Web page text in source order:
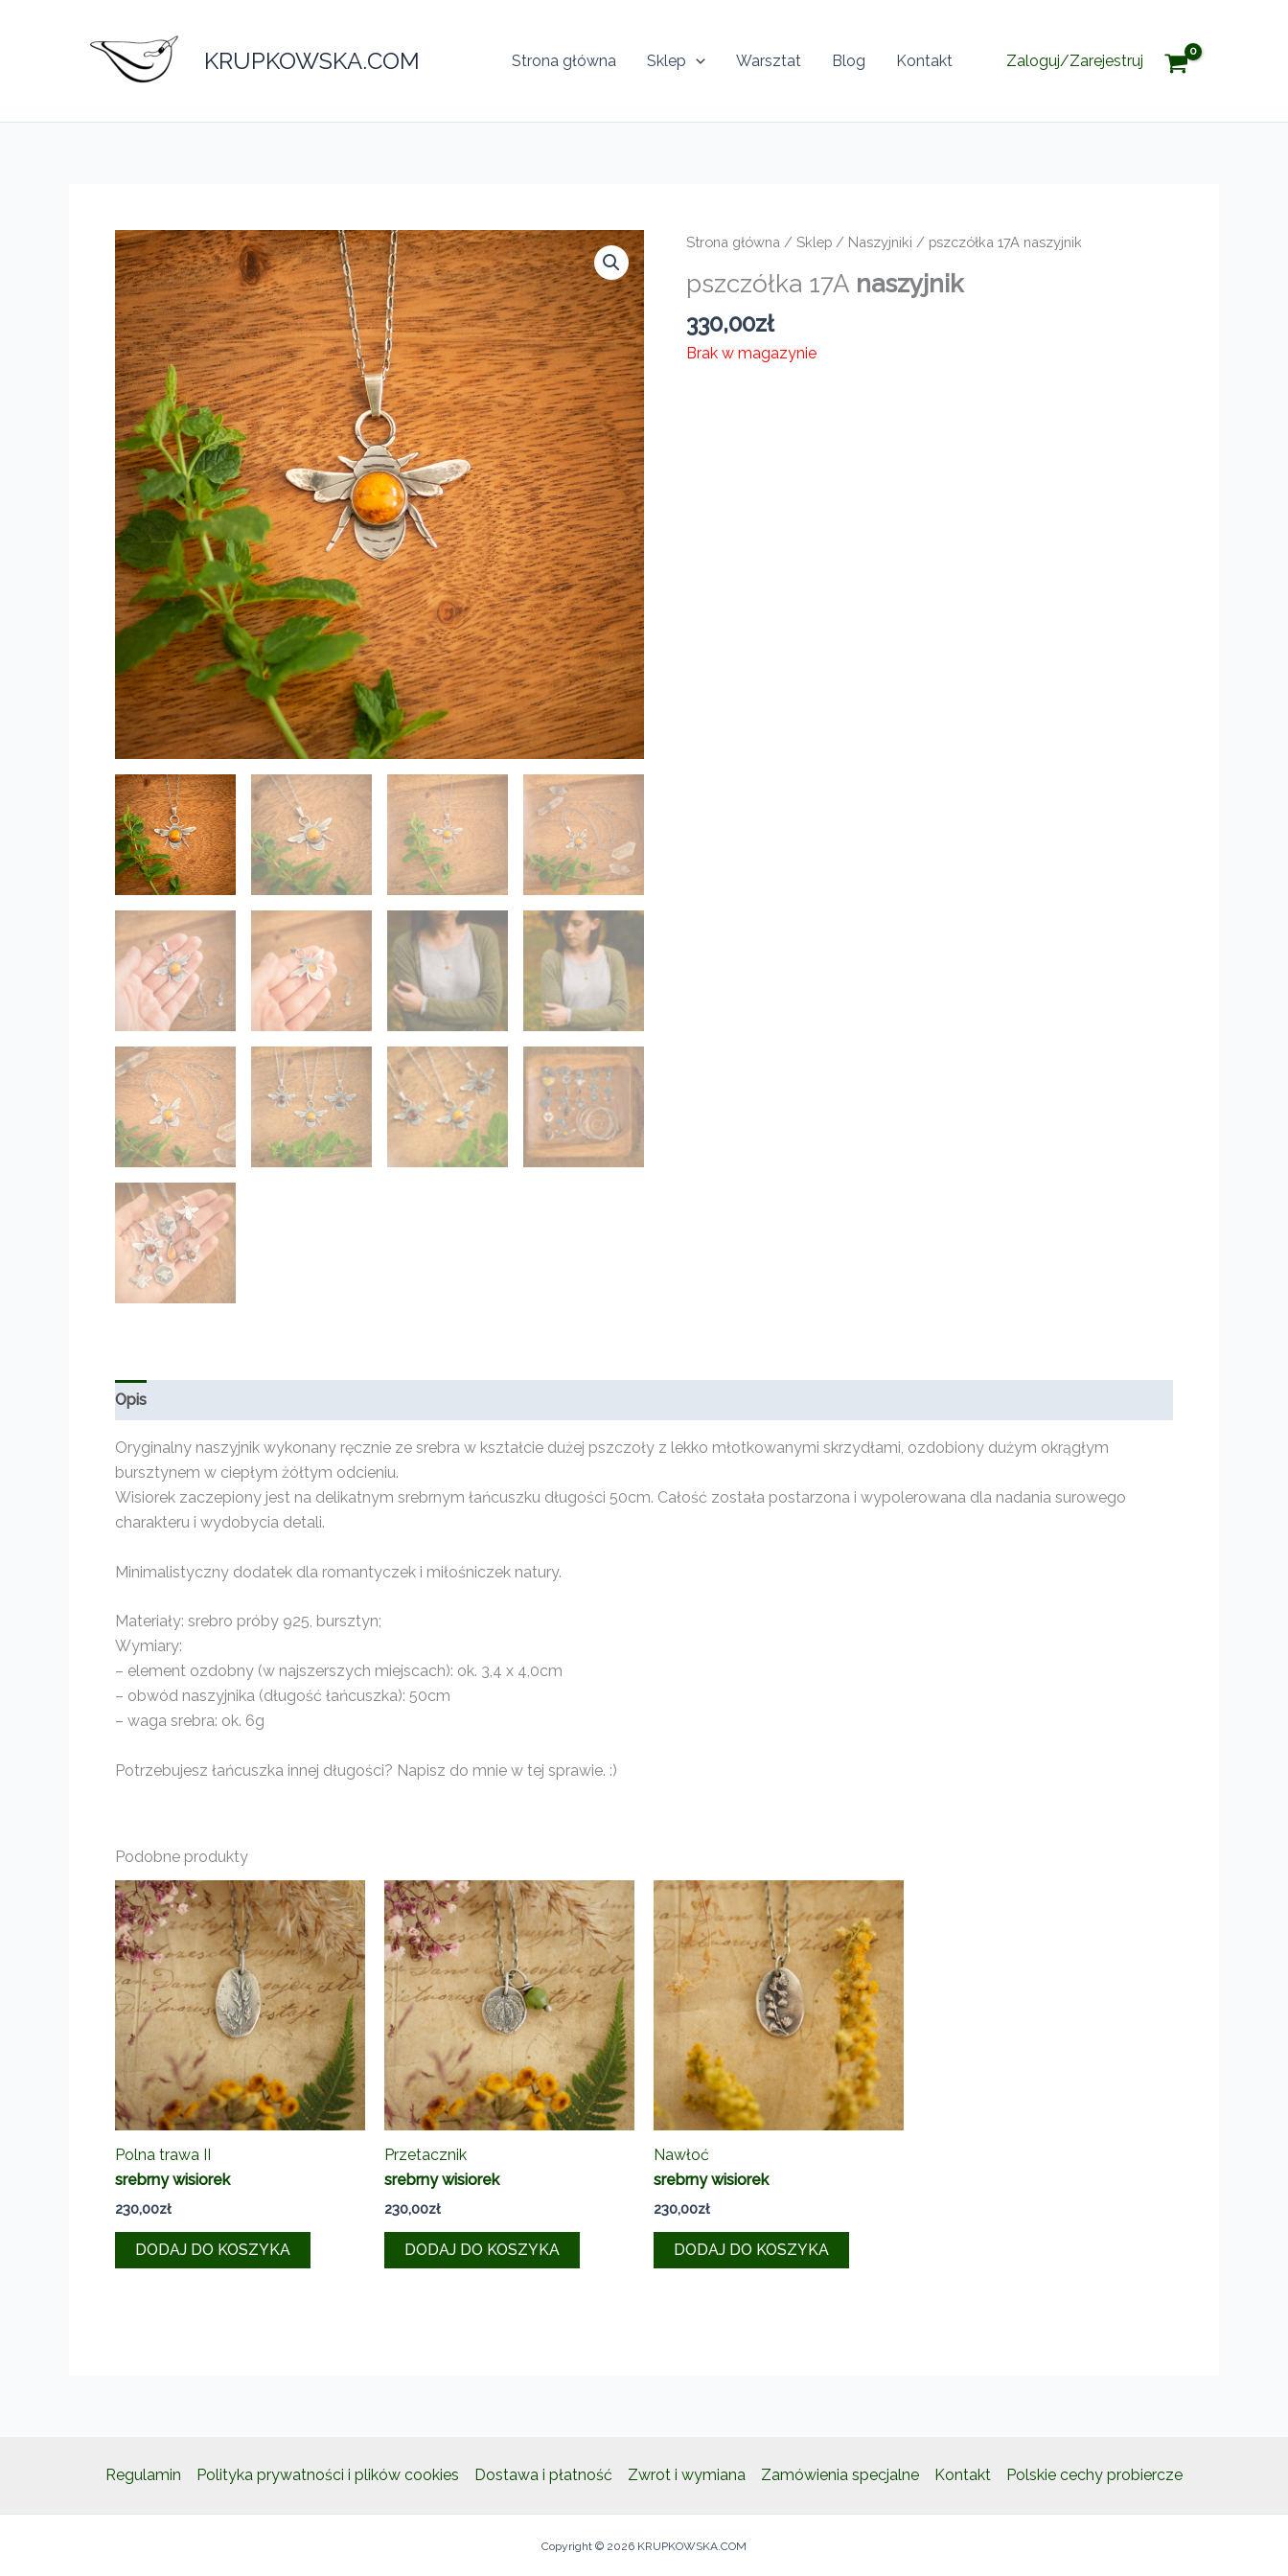
KRUPKOWSKA.COM Strona główna Sklep Warsztat Blog Kontakt Zaloguj/Zarejestruj
Strona główna /Sklep / Naszyjniki / pszczółka 17A naszyjnik
pszczółka 17A naszyjnik
330,00zł
Brak w magazynie
Opis
Oryginalny naszyjnik wykonany ręcznie ze srebra w kształcie dużej pszczoły z lekko młotkowanymi skrzydłami, ozdobiony dużym okrągłym
bursztynem w ciepłym żółtym odcieniu.
Wisiorek zaczepiony jest na delikatnym srebrnym łańcuszku długości 50cm. Całość została postarzona i wypolerowana dla nadania surowego
charakteru i wydobycia detali.
Minimalistyczny dodatek dla romantyczek i miłośniczek natury.
Materiały: srebro próby 925, bursztyn;
Wymiary:
– element ozdobny (w najszerszych miejscach): ok. 3,4 x 4,0cm
– obwód naszyjnika (długość łańcuszka): 50cm
– waga srebra: ok. 6g
Potrzebujesz łańcuszka innej długości? Napisz do mnie w tej sprawie. :)
Podobne produkty
Polna trawa II
srebrny wisiorek
230,00zł
DODAJ DO KOSZYKA
Przetacznik
srebrny wisiorek
230,00zł
DODAJ DO KOSZYKA
Nawłoć
srebrny wisiorek
230,00zł
DODAJ DO KOSZYKA
Regulamin Polityka prywatności i plików cookies Dostawa i płatność Zwrot i wymiana Zamówienia specjalne Kontakt Polskie cechy probiercze
Copyright © 2026 KRUPKOWSKA.COM